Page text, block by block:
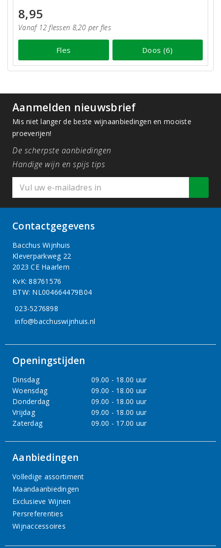
8,95
Vanaf 12 flessen 8,20 per fles
Fles Doos (6)
Aanmelden nieuwsbrief
Mis niet langer de beste wijnaanbiedingen en mooiste
proeverijen!
De scherpste aanbiedingen
Handige wijn en spijs tips
Contactgegevens
Bacchus Wijnhuis
Kleverparkweg 22
2023 CE Haarlem
KvK: 88761576
BTW: NL004664479B04
023-5276898
info@bacchuswijnhuis.nl
Openingstijden
Dinsdag
09.00 - 18.00 uur
Woensdag
09.00 - 18.00 uur
Donderdag
09.00 - 18.00 uur
Vrijdag
09.00 - 18.00 uur
Zaterdag
09.00 - 17.00 uur
Aanbiedingen
Volledige assortiment
Maandaanbiedingen
Exclusieve Wijnen
Persreferenties
Wijnaccessoires